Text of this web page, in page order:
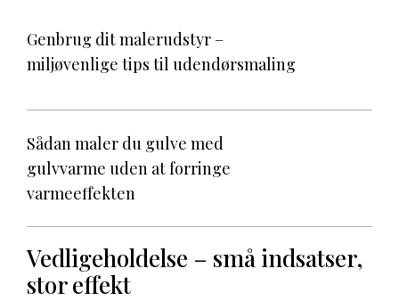
Genbrug dit malerudstyr –
miljøvenlige tips til udendørsmaling
Sådan maler du gulve med
gulvvarme uden at forringe
varmeeffekten
Vedligeholdelse – små indsatser,
stor effekt